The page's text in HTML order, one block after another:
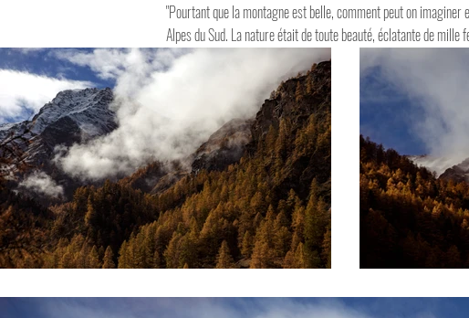
"Pourtant que la montagne est belle, comment peut on
Alpes du Sud. La nature était de toute beauté, éclatante de mille